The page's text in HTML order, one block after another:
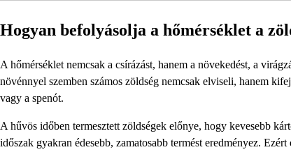
Hogyan befolyásolja a hőmérséklet a
A hőmérséklet nemcsak a csírázást, hanem a növekedést, a
növénnyel szemben számos zöldség nemcsak elviseli, hanem
vagy a spenót.
A hűvös időben termesztett zöldségek előnye, hogy kevesebb
időszak gyakran édesebb, zamatosabb termést eredményez.